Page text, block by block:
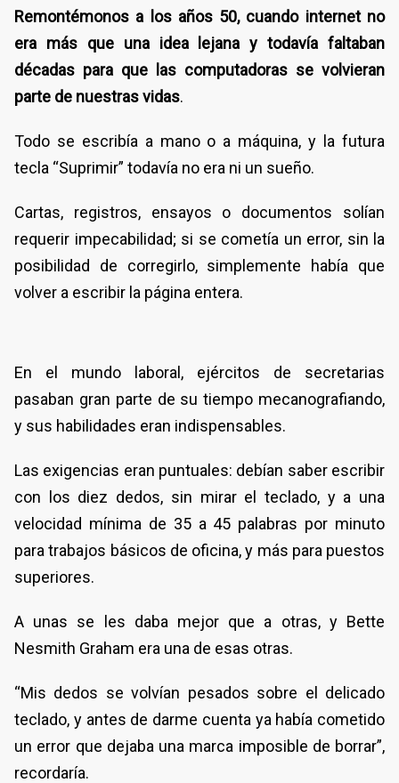
Remontémonos a los años 50, cuando internet no
era más que una idea lejana y todavía faltaban
décadas para que las computadoras se volvieran
parte de nuestras vidas.
Todo se escribía a mano o a máquina, y la futura
tecla “Suprimir” todavía no era ni un sueño.
Cartas, registros, ensayos o documentos solían
requerir impecabilidad; si se cometía un error, sin la
posibilidad de corregirlo, simplemente había que
volver a escribir la página entera.
En el mundo laboral, ejércitos de secretarias
pasaban gran parte de su tiempo mecanografiando,
y sus habilidades eran indispensables.
Las exigencias eran puntuales: debían saber escribir
con los diez dedos, sin mirar el teclado, y a una
velocidad mínima de 35 a 45 palabras por minuto
para trabajos básicos de oficina, y más para puestos
superiores.
A unas se les daba mejor que a otras, y Bette
Nesmith Graham era una de esas otras.
“Mis dedos se volvían pesados sobre el delicado
teclado, y antes de darme cuenta ya había cometido
un error que dejaba una marca imposible de borrar”,
recordaría.